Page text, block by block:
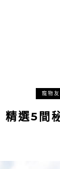
寵物
精選5間